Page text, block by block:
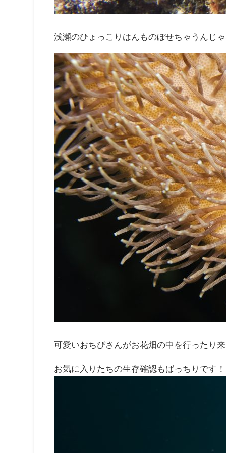
浅瀬のひょっこりはんものぼせちゃうんじ
可愛いおちびさんがお花畑の中を行ったり
お気に入りたちの生存確認もばっちりです！